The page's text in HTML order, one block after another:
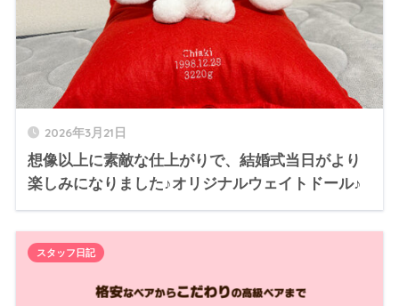
2026年3月21日
想像以上に素敵な仕上がりで、結婚式当日がより
楽しみになりました♪オリジナルウェイトドール♪
スタッフ日記